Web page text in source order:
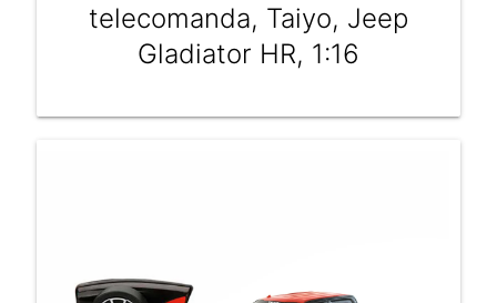
telecomanda, Taiyo, Jeep
Gladiator HR, 1:16